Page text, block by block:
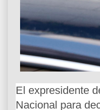
El expresidente
Nacional para